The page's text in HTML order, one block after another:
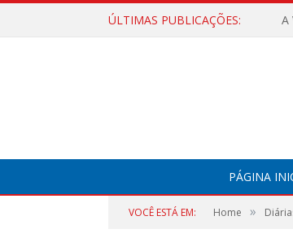
ÚLTIMAS PUBLICAÇÕES: A
PÁGINA
VOCÊ ESTÁ EM: Home »